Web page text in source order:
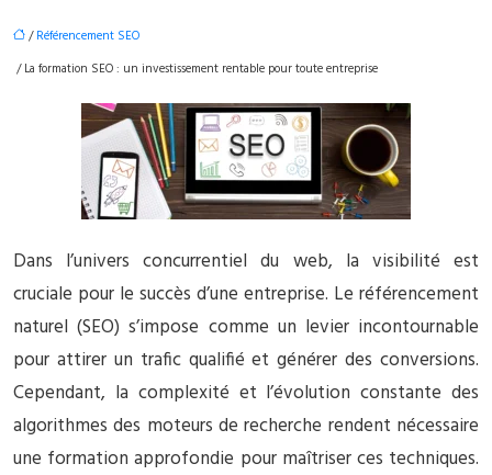
/Référencement SEO
/ La formation SEO : un investissement rentable pour toute entreprise
Dans l’univers concurrentiel du web, la visibilité est
cruciale pour le succès d’une entreprise. Le référencement
naturel (SEO) s’impose comme un levier incontournable
pour attirer un trafic qualifié et générer des conversions.
Cependant, la complexité et l’évolution constante des
algorithmes des moteurs de recherche rendent nécessaire
une formation approfondie pour maîtriser ces techniques.